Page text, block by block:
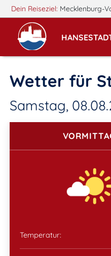
Dein Reiseziel: Mecklenburg-
Wetter für
Samstag,
Temperatur: